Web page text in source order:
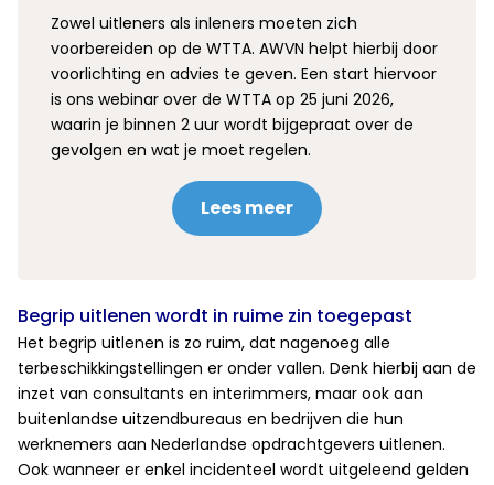
Zowel uitleners als inleners moeten zich
voorbereiden op de WTTA. AWVN helpt hierbij door
voorlichting en advies te geven. Een start hiervoor
is ons webinar over de WTTA op 25 juni 2026,
waarin je binnen 2 uur wordt bijgepraat over de
gevolgen en wat je moet regelen.
Lees meer
Begrip uitlenen wordt in ruime zin toegepast
Het begrip uitlenen is zo ruim, dat nagenoeg alle
terbeschikkingstellingen er onder vallen. Denk hierbij aan de
inzet van consultants en interimmers, maar ook aan
buitenlandse uitzendbureaus en bedrijven die hun
werknemers aan Nederlandse opdrachtgevers uitlenen.
Ook wanneer er enkel incidenteel wordt uitgeleend gelden